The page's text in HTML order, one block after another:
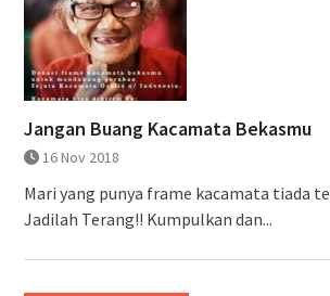
Jangan Buang Kacamata Bekasmu
16 Nov 2018
Mari yang punya frame kacamata tiada
Jadilah Terang!! Kumpulkan dan...